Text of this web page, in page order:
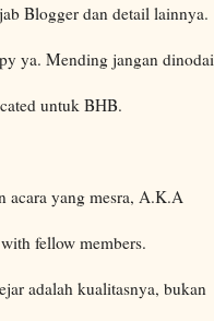
Blogger dan detail lainnya.
ya. Mending jangan dinodai
untuk BHB.
acara yang mesra, A.K.A
fellow members.
adalah kualitasnya, bukan